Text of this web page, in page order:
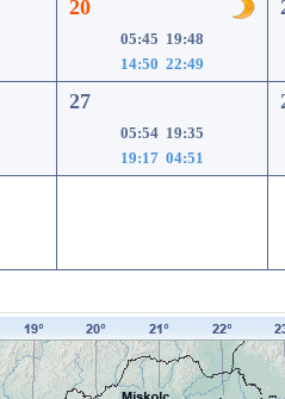
20
05:45 19:48
14:50 22:49
27
05:54 19:35
19:17 04:51